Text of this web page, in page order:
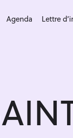
Agenda Lettre